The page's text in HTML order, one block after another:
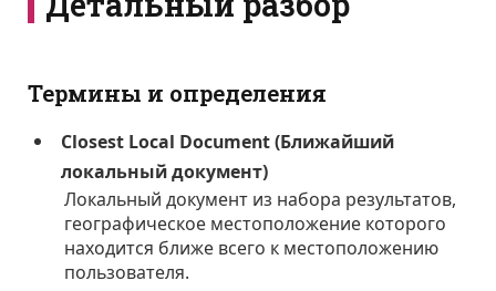
Термины и определения
Closest Local Document (Ближайший
локальный документ)
Локальный документ из набора результатов,
географическое местоположение которого
находится ближе всего к местоположению
пользователя.